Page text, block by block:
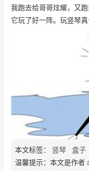
我跑去给哥哥炫耀，又
它玩了好一阵。玩竖琴真
本文标签： 竖琴 盒子
温馨提示：本文是作者